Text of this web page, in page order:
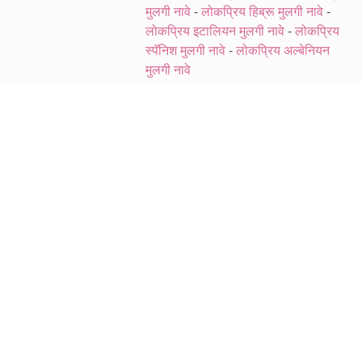
मुलगी नावे - लोकप्रिय हिब्रू मुलगी नावे -
लोकप्रिय इटालियन मुलगी नावे - लोकप्रिय
स्पॅनिश मुलगी नावे - लोकप्रिय अल्बेनियन
मुलगी नावे